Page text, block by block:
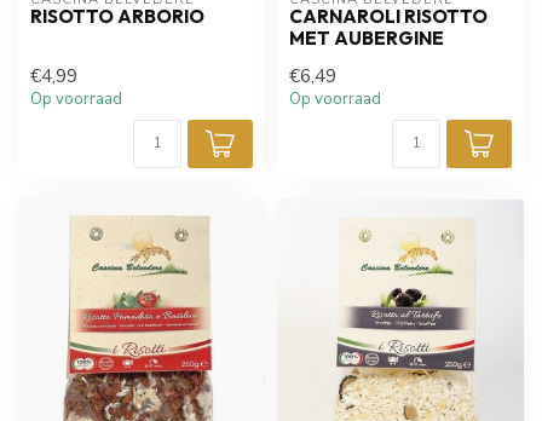
RISOTTO ARBORIO
€4,99
Op voorraad
CARNAROLI RISOTTO
MET AUBERGINE
€6,49
Op voorraad